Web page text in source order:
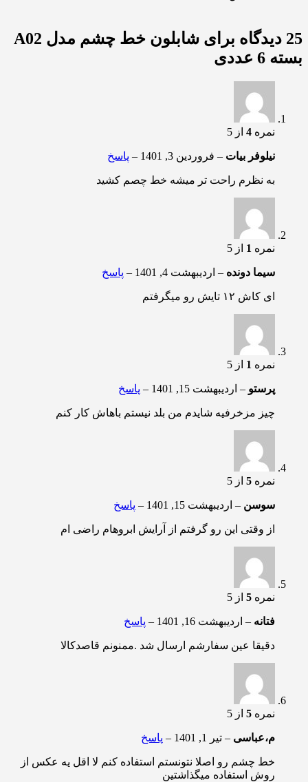
25 دیدگاه برای
شابلون خط چشم مدل A02
بسته 6 عددی
نمره 4 از 5
نیلوفر بیات – فروردین 3, 1401 – پاسخ
به نظرم راحت تر میشه خط چصم کشید
نمره 1 از 5
سیما دونده – اردیبهشت 4, 1401 – پاسخ
ای کاش ۱۲ تایش رو میگرفتم
نمره 1 از 5
پرستو – اردیبهشت 15, 1401 – پاسخ
چیز مزخرفیه شایدم من بلد نیستم باهاش کار کنم
نمره 5 از 5
سوسن – اردیبهشت 15, 1401 – پاسخ
از وقتی این رو گرفتم از آرایش ابروهام راضی ام
نمره 5 از 5
فتانه – اردیبهشت 16, 1401 – پاسخ
دقیقا عین سفارشم ارسال شد .ممنونم قاصدکالا
نمره 5 از 5
م،عباسی – تیر 1, 1401 – پاسخ
خط چشم رو اصلا نتونستم استفاده کنم لا اقل یه عکس از
روش استفاده میگذاشتین